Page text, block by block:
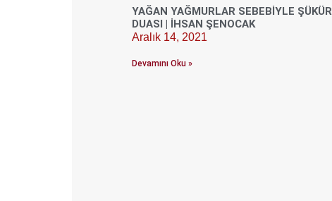
YAĞAN YAĞMURLAR SEBEBIYLE ŞÜKÜR
DUASI | İHSAN ŞENOCAK
Aralık 14, 2021
Devamını Oku »